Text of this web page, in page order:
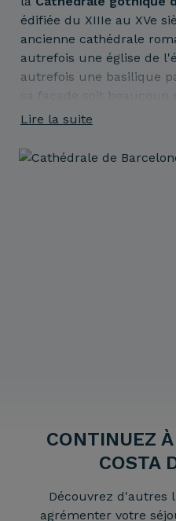
édifiée du XIIIe au XVe
ancienne cathédrale
autrefois une église de
autrefois une basilique
sa façade soit beaucoup
siècle.
Lire la suite
CONTINUEZ
COSTA
Découvrez d'autres
agrémenter votre